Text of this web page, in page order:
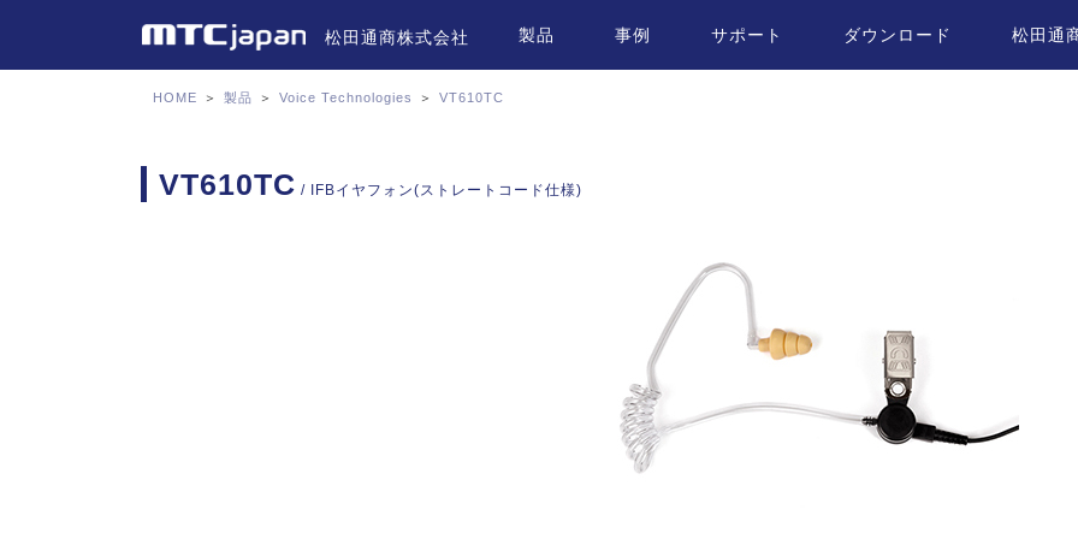
松田通商株式会社 製品 事例 サポート ダウンロード 松田通
HOME ＞ 製品 ＞ Voice Technologies ＞ VT610TC
VT610TC / IFBイヤフォン(ストレートコード仕様)